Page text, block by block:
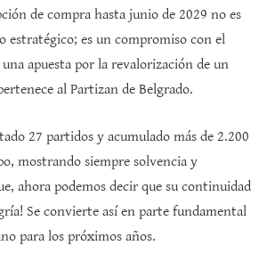
de compra hasta junio de 2029 no es
estratégico; es un compromiso con el
apuesta por la revalorización de un
al Partizan de Belgrado.
27 partidos y acumulado más de 2.200
mostrando siempre solvencia y
ahora podemos decir que su continuidad
Se convierte así en parte fundamental
para los próximos años.